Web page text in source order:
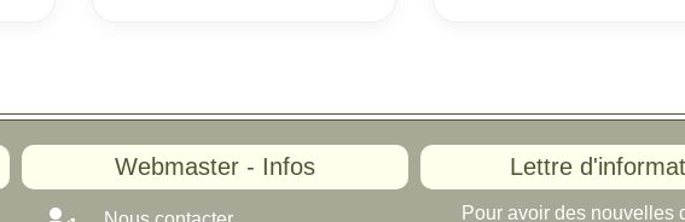
Webmaster - Infos Lettre
Pour avoir des nouvelles